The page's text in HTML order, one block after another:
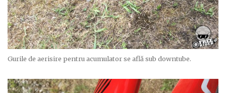
Gurile de aerisire pentru acumulator se află sub downtube.